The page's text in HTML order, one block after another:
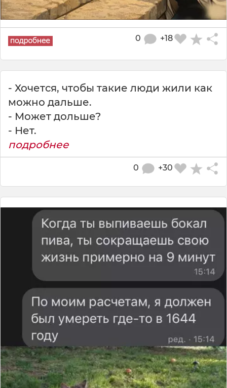
+18
0
- Хочется, чтобы такие люди жили как
можно дальше.
- Может дольше?
- Нет.
подробнее
+30
0